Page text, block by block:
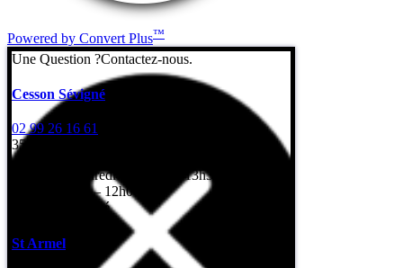
Powered by Convert Plus™
Une Question ?Contactez-nous.
Cesson Sévigné
02 99 26 16 61
35510 Cesson-Sévigné
Lundi au vendredi: 8h – 12h / 13h30 – 17h30
Samedi: 8h30 – 12h00
Dimanche: fermé
St Armel